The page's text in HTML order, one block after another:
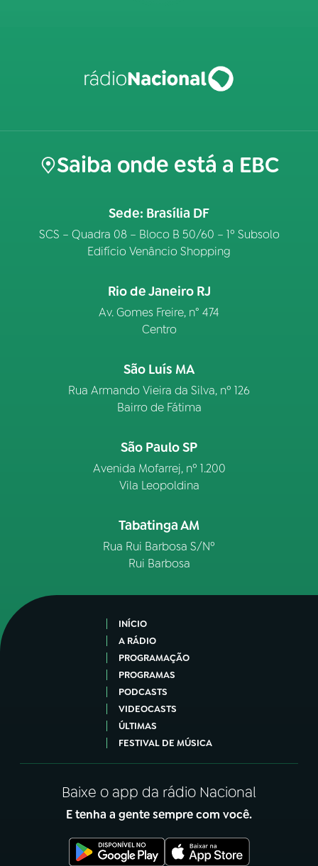
Saiba onde está a EBC
Sede: Brasília DF
SCS – Quadra 08 – Bloco B 50/60 – 1º Subsolo
Edifício Venâncio Shopping
Rio de Janeiro RJ
Av. Gomes Freire, n° 474
Centro
São Luís MA
Rua Armando Vieira da Silva, nº 126
Bairro de Fátima
São Paulo SP
Avenida Mofarrej, nº 1.200
Vila Leopoldina
Tabatinga AM
Rua Rui Barbosa S/Nº
Rui Barbosa
INÍCIO
A RÁDIO
PROGRAMAÇÃO
PROGRAMAS
PODCASTS
VIDEOCASTS
ÚLTIMAS
FESTIVAL DE MÚSICA
Baixe o app da rádio Nacional
E tenha a gente sempre com você.